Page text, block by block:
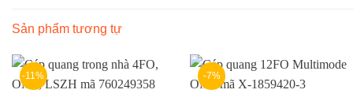
Sản phẩm tương tự
-11% -7%